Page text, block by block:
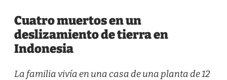
Cuatro muertos en un
deslizamiento de tierra en
Indonesia
La familia vivía en una casa de una planta de 12